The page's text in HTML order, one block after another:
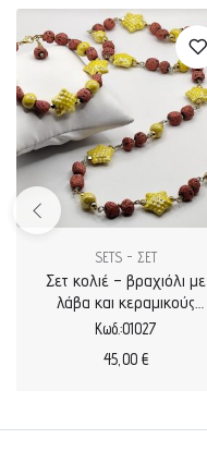
SETS - ΣΕΤ
Σετ κολιέ – βραχιόλι με
λάβα και κεραμικούς
αστερίες
Κωδ.:01027
45,00 €